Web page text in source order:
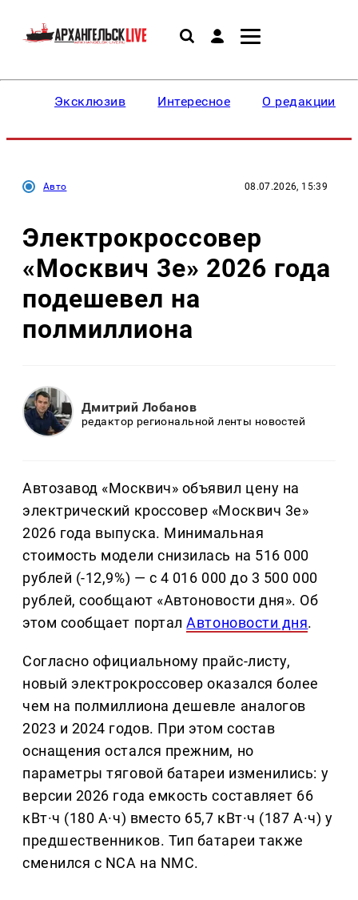
Эксклюзив Интересное О редакции
Авто 08.07.2026, 15:39
Электрокроссовер
«Москвич 3е» 2026 года
подешевел на
полмиллиона
Дмитрий Лобанов
редактор региональной ленты новостей
Автозавод «Москвич» объявил цену на
электрический кроссовер «Москвич 3е»
2026 года выпуска. Минимальная
стоимость модели снизилась на 516 000
рублей (-12,9%) — с 4 016 000 до 3 500 000
рублей, сообщают «Автоновости дня». Об
этом сообщает порталАвтоновости дня.
Согласно официальному прайс-листу,
новый электрокроссовер оказался более
чем на полмиллиона дешевле аналогов
2023 и 2024 годов. При этом состав
оснащения остался прежним, но
параметры тяговой батареи изменились: у
версии 2026 года емкость составляет 66
кВт·ч (180 А·ч) вместо 65,7 кВт·ч (187 А·ч) у
предшественников. Тип батареи также
сменился с NCA на NMC.